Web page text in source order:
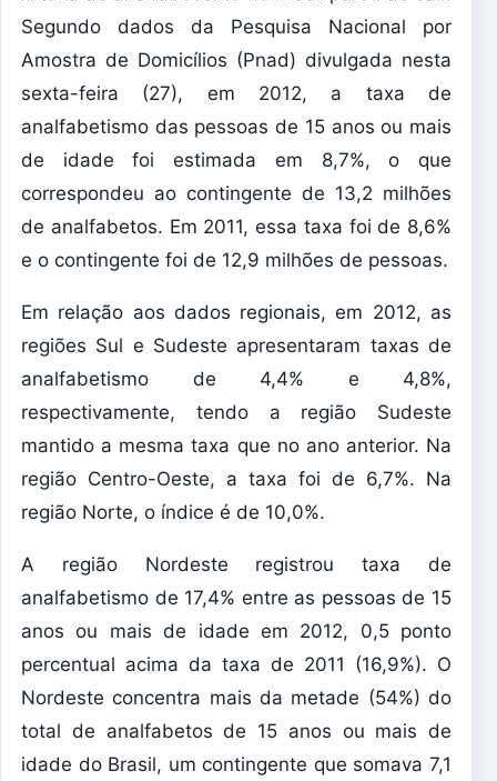
Segundo dados da Pesquisa Nacional por
Amostra de Domicílios (Pnad) divulgada nesta
sexta-feira (27), em 2012, a taxa de
analfabetismo das pessoas de 15 anos ou mais
de idade foi estimada em 8,7%, o que
correspondeu ao contingente de 13,2 milhões
de analfabetos. Em 2011, essa taxa foi de 8,6%
e o contingente foi de 12,9 milhões de pessoas.
Em relação aos dados regionais, em 2012, as
regiões Sul e Sudeste apresentaram taxas de
analfabetismo de 4,4% e 4,8%,
respectivamente, tendo a região Sudeste
mantido a mesma taxa que no ano anterior. Na
região Centro-Oeste, a taxa foi de 6,7%. Na
região Norte, o índice é de 10,0%.
A região Nordeste registrou taxa de
analfabetismo de 17,4% entre as pessoas de 15
anos ou mais de idade em 2012, 0,5 ponto
percentual acima da taxa de 2011 (16,9%). O
Nordeste concentra mais da metade (54%) do
total de analfabetos de 15 anos ou mais de
idade do Brasil, um contingente que somava 7,1